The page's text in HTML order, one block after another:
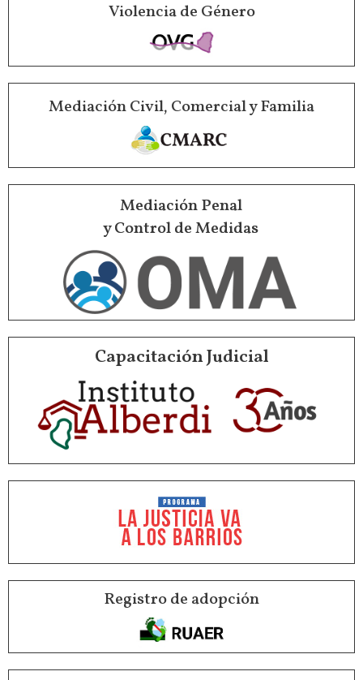
Violencia de Género
Mediación Civil, Comercial y Familia
Mediación Penal
y Control de Medidas
Capacitación Judicial
Registro de adopción